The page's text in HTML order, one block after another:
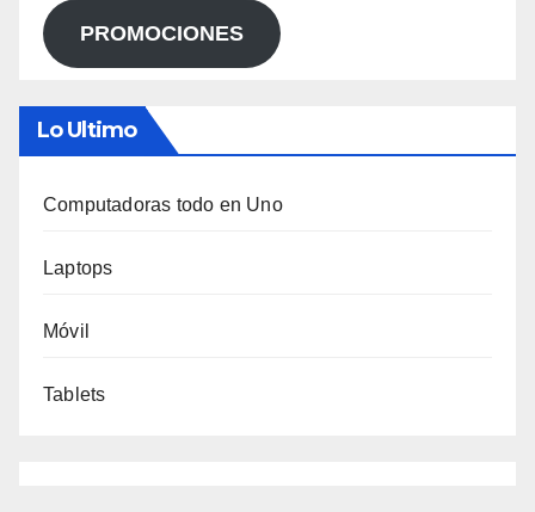
PROMOCIONES
Lo Ultimo
Computadoras todo en Uno
Laptops
Móvil
Tablets